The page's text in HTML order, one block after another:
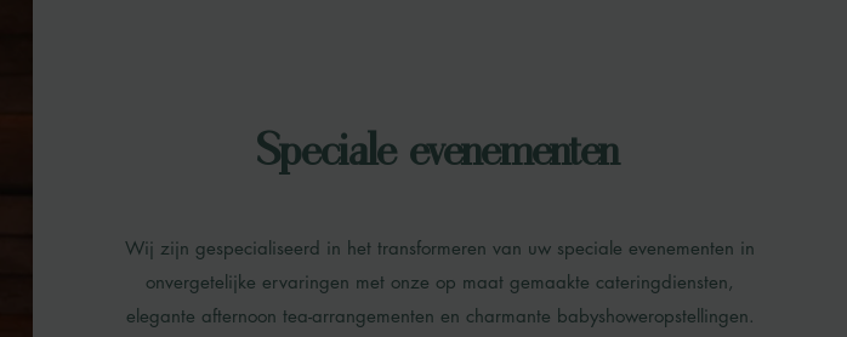
Speciale evenementen
Wij zijn gespecialiseerd in het transformeren van uw speciale evenementen in
onvergetelijke ervaringen met onze op maat gemaakte cateringdiensten,
elegante afternoon tea-arrangementen en charmante babyshoweropstellingen.